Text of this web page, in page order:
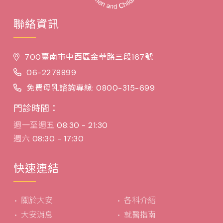
聯絡資訊
700臺南市中西區金華路三段167號
06-2278899
免費母乳諮詢專線: 0800-315-699
門診時間：
週一至週五 08:30 - 21:30
週六 08:30 - 17:30
快速連結
關於大安
各科介紹
大安消息
就醫指南